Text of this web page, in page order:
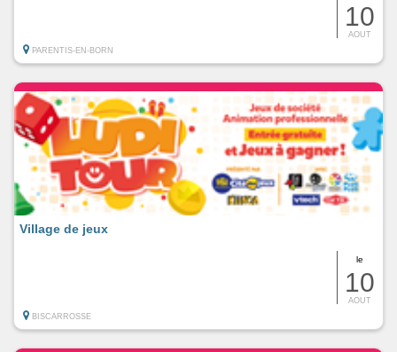
10
AOUT
PARENTIS-EN-BORN
le
10
AOUT
Village de jeux
BISCARROSSE